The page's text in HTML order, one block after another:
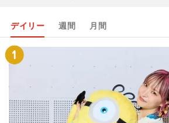
デイリー 週間 月間